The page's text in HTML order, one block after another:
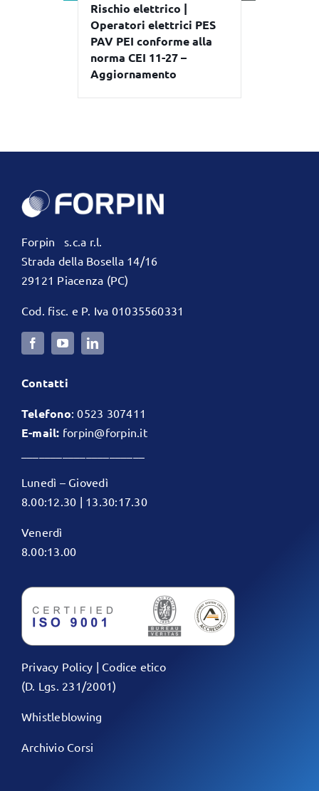
Rischio elettrico |
Operatori elettrici PES
PAV PEI conforme alla
norma CEI 11-27 –
Aggiornamento
Forpin s.c.a r.l.
Strada della Bosella 14/16
29121 Piacenza (PC)
Cod. fisc. e P. Iva 01035560331
Contatti
Telefono:0523 307411
E-mail: forpin@forpin.it
Lunedì – Giovedì
8.00:12.30 | 13.30:17.30
Venerdì
8.00:13.00
Privacy Policy | Codice etico
(D. Lgs. 231/2001)
Whistleblowing
Archivio Corsi